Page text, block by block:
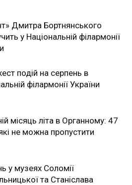
Дмитра Бортнянського
у Національній філармонії
подій на серпень в
філармонії України
місяць літа в Органному: 47
не можна пропустити
у музеях Соломії
та Станіслава